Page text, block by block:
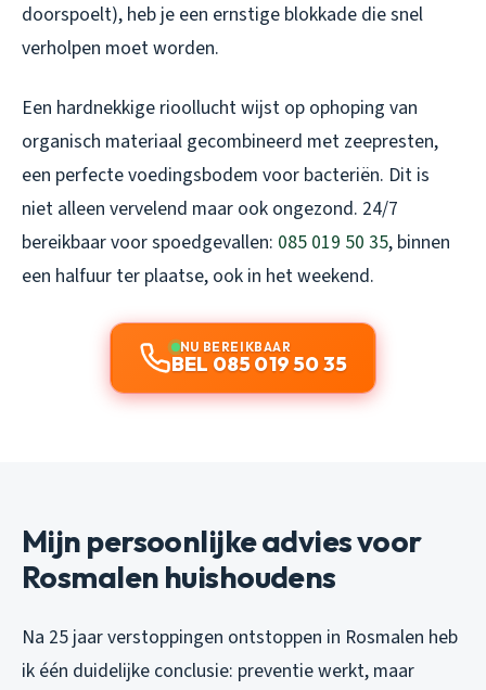
doorspoelt), heb je een ernstige blokkade die snel
verholpen moet worden.
Een hardnekkige rioollucht wijst op ophoping van
organisch materiaal gecombineerd met zeepresten,
een perfecte voedingsbodem voor bacteriën. Dit is
niet alleen vervelend maar ook ongezond. 24/7
bereikbaar voor spoedgevallen: 085 019 50 35, binnen
een halfuur ter plaatse, ook in het weekend.
NU BEREIKBAAR
BEL 085 019 50 35
Mijn persoonlijke advies voor
Rosmalen huishoudens
Na 25 jaar verstoppingen ontstoppen in Rosmalen heb
ik één duidelijke conclusie: preventie werkt, maar